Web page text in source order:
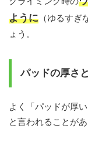
ように （ゆるす
ょう。
パッドの厚さ
よく「パッドが厚
と言われることが